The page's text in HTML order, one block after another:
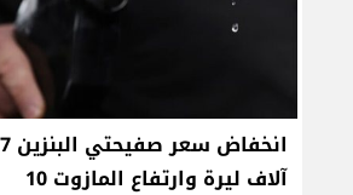
انخفاض سعر صفيحتي البنزين 7
آلاف ليرة وارتفاع المازوت 10